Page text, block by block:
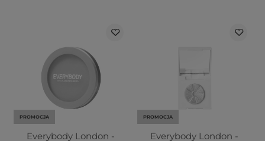
PROMOCJA
Everybody London -
PROMOCJA
Everybody London -